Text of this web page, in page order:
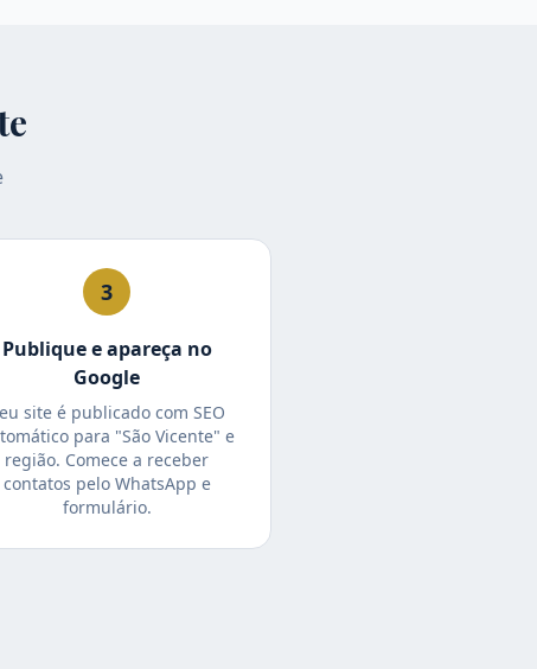
3
Publique e apareça no
Google
site é publicado com SEO
para "São Vicente" e
região. Comece a receber
contatos pelo WhatsApp e
formulário.